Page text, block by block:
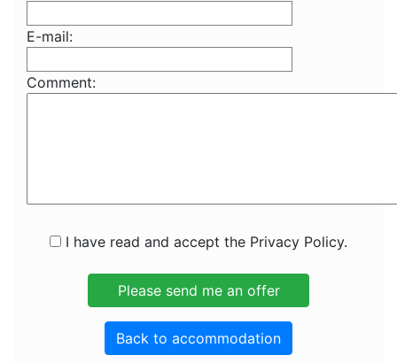
E-mail:
Comment:
I have read and accept the Privacy Policy.
Back to accommodation